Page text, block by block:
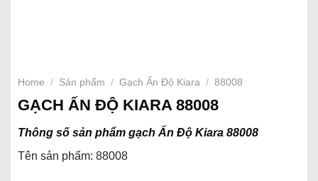
Home / Sản phẩm / Gạch Ấn Độ Kiara / 88008
GẠCH ẤN ĐỘ KIARA 88008
Thông số sản phẩm gạch Ấn Độ Kiara 88008
Tên sản phẩm: 88008